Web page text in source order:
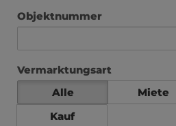
Objektnummer
Vermarktungsart
Alle
Miete
Kauf